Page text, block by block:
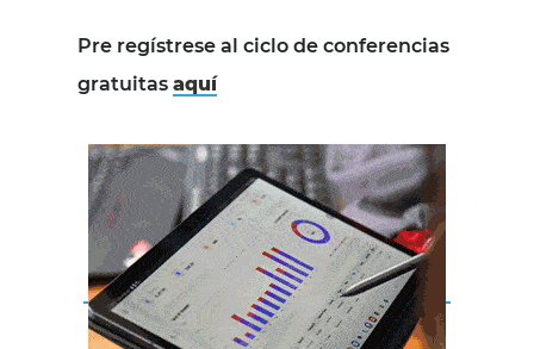
Pre regístrese al ciclo de conferencias
gratuitas aquí